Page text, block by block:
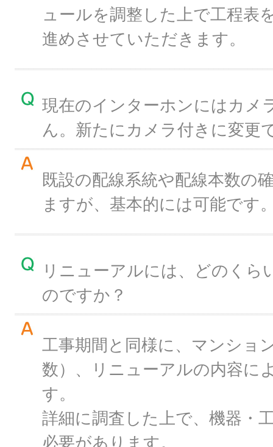
ュールを調整した上で工程表
進めさせていただきます。
現在のインターホンにはカメ
ん。新たにカメラ付きに変更
既設の配線系統や配線本数の
ますが、基本的には可能です
リニューアルには、どのくら
のですか？
工事期間と同様に、マンショ
数）、リニューアルの内容に
す。
詳細に調査した上で、機器・
必要があります。